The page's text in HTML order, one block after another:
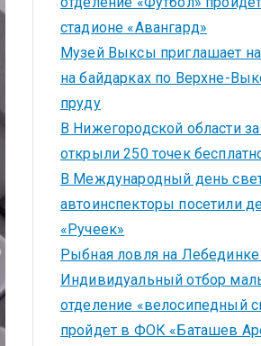
стадионе «Авангард»
Музей Выксы приглашает
на байдарках по Верхне-
пруду
В Нижегородской области
открыли 250 точек
В Международный день
автоинспекторы посетили
«Ручеек»
Рыбная ловля на
Индивидуальный отбор
отделение «велосипедный
пройдет в ФОК «Баташев